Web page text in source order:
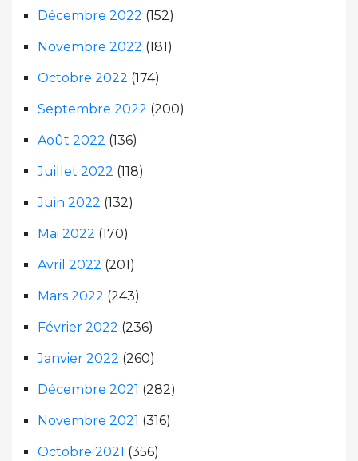
Décembre 2022 (152)
Novembre 2022 (181)
Octobre 2022 (174)
Septembre 2022 (200)
Août 2022 (136)
Juillet 2022 (118)
Juin 2022 (132)
Mai 2022 (170)
Avril 2022 (201)
Mars 2022 (243)
Février 2022 (236)
Janvier 2022 (260)
Décembre 2021 (282)
Novembre 2021 (316)
Octobre 2021 (356)